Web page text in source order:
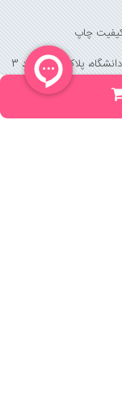
کیفیت چاپ
158 واحد 3
(جهت خرید حضوری، تلفنی ، پیگیری سفارشات سایت با شماره تلفن 02166175070